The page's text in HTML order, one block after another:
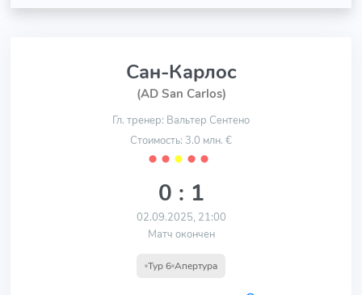
Сан-Карлос
(AD San Carlos)
Гл. тренер: Вальтер Сентено
Стоимость: 3.0 млн. €
⬤ ⬤ ⬤ ⬤ ⬤
0 : 1
02.09.2025, 21:00
Матч окончен
Тур 6 Апертура